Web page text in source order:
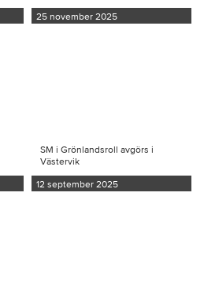
25 november 2025
SM i Grönlandsroll avgörs i
Västervik
12 september 2025